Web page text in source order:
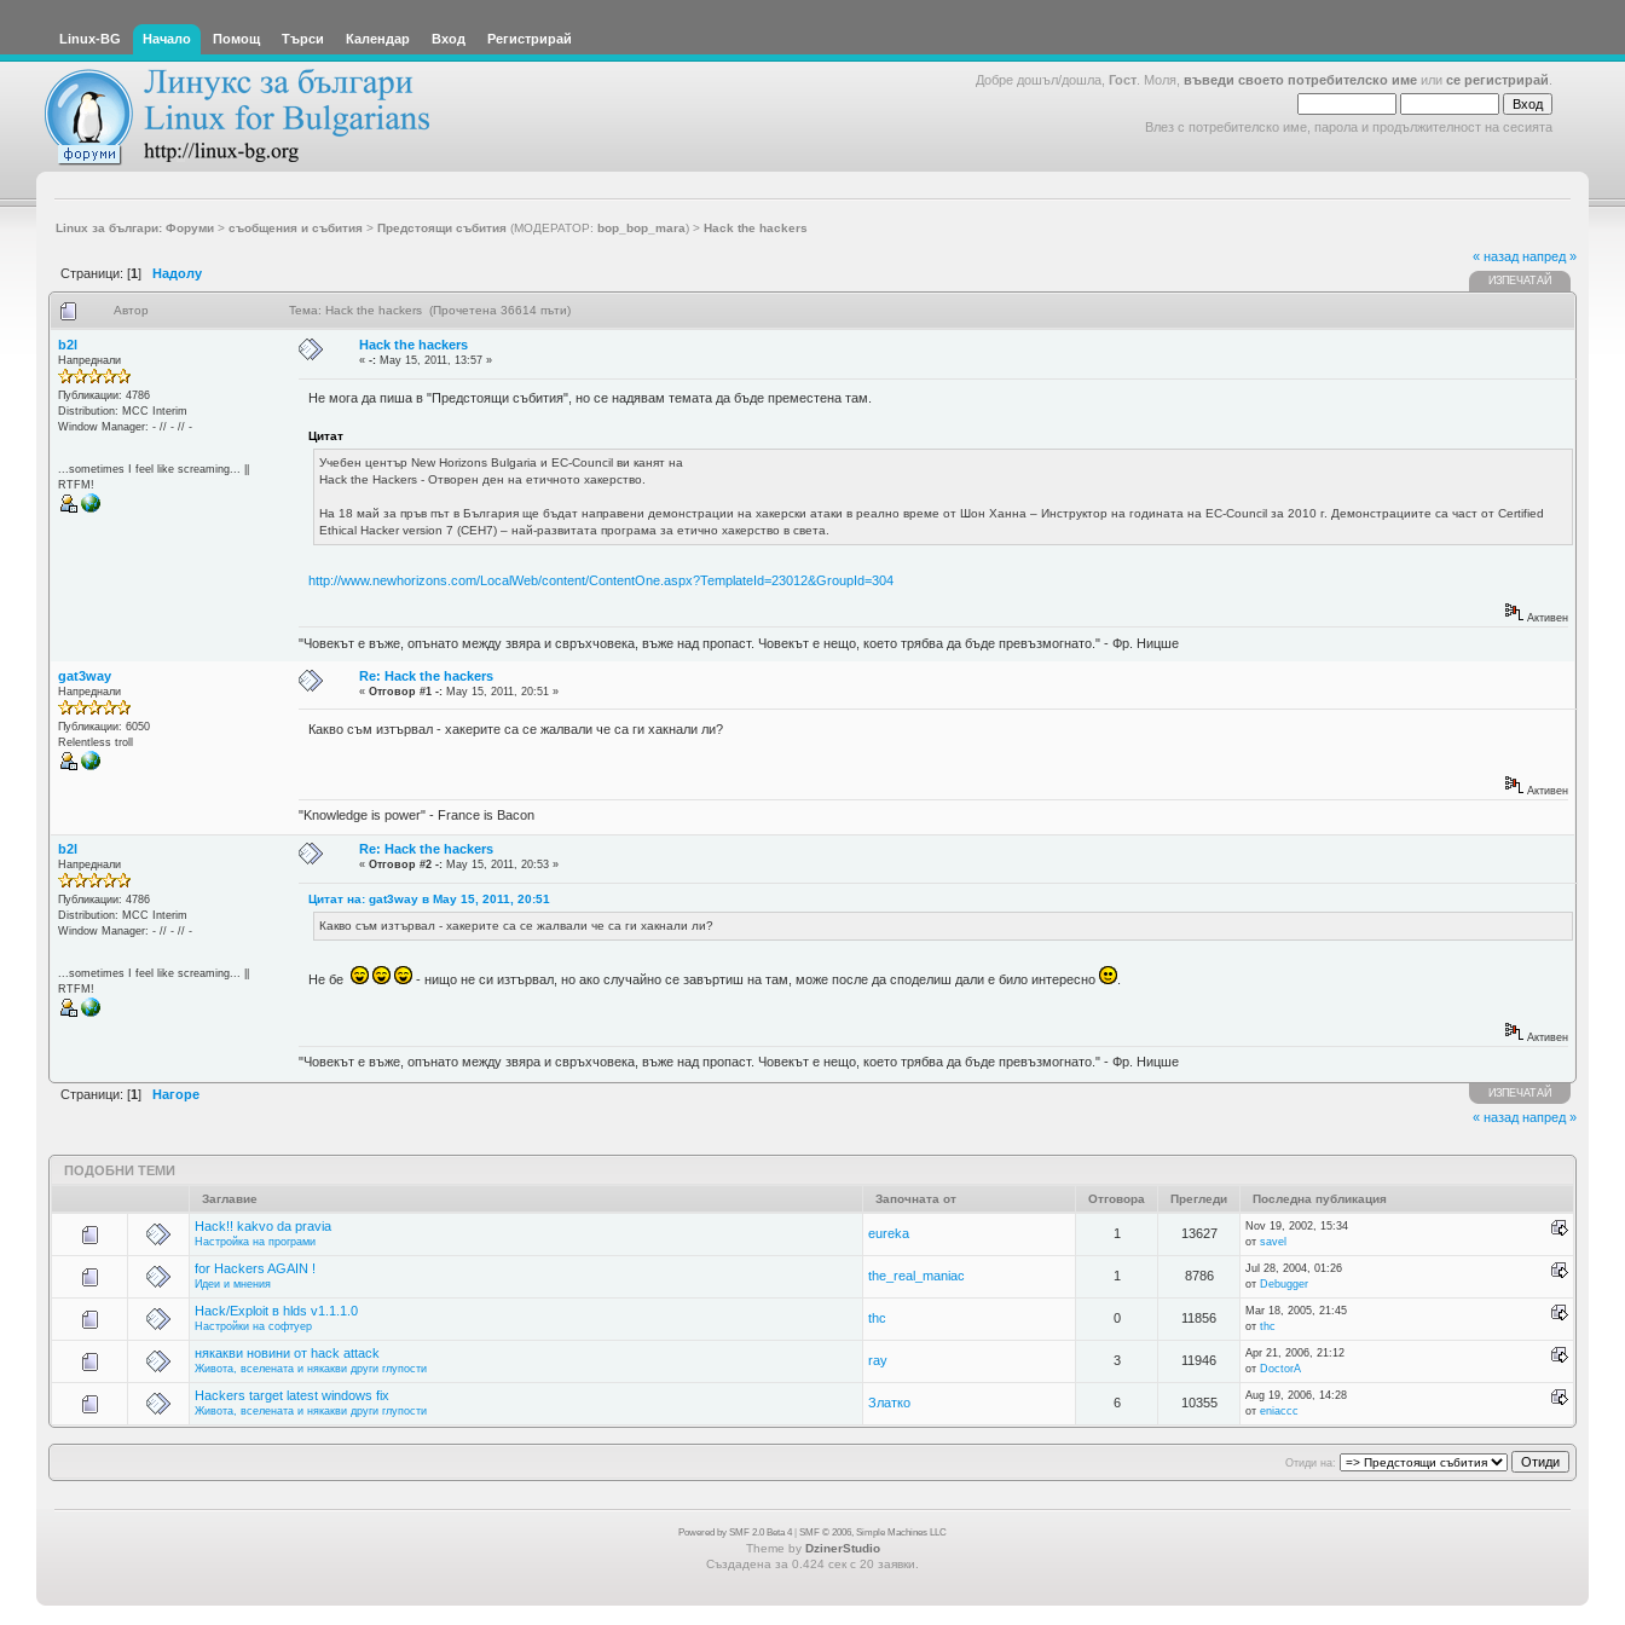
Linux-BG Начало Помощ Търси Календар Вход Регистрирай
Добре дошъл/дошла, Гост . Моля, въведи своето потребителско име или се регистрирай
Влез с потребителско име, парола и продължителност на сесията
Linux за българи: Форуми> съобщения и събития > Предстоящи събития (МОДЕРАТОР: bop_bop_mara) > Hack the hackers
Страници: [1] Надолу
« назад напред »
ИЗПЕЧАТАЙ
Автор Тема: Hack the hackers (Прочетена 36614 пъти)
b2l
Напреднали
Публикации: 4786
Distribution: MCC Interim
Window Manager: - // - // -
...sometimes I feel like screaming... ||
RTFM!
Hack the hackers
«-: May 15, 2011, 13:57 »
Не мога да пиша в "Предстоящи събития", но се надявам темата да бъде преместена там.
Цитат
Учебен център New Horizons Bulgaria и EC-Council ви канят на
Hack the Hackers - Отворен ден на етичното хакерство.
На 18 май за пръв път в България ще бъдат направени демонстрации на хакерски атаки в реално време от Шон Ханна – Инструктор на годината на EC-Council за 2010 г. Демонстрациите са част от Certified
Ethical Hacker version 7 (CEH7) – най-развитата програма за етично хакерство в света.
http://www.newhorizons.com/LocalWeb/content/ContentOne.aspx?TemplateId=23012&GroupId=304
Активен
"Човекът е въже, опънато между звяра и свръхчовека, въже над пропаст. Човекът е нещо, което трябва да бъде превъзмогнато." - Фр. Ницше
gat3way
Напреднали
Публикации: 6050
Relentless troll
Re: Hack the hackers
«Отговор #1 -: May 15, 2011, 20:51 »
Какво съм изтървал - хакерите са се жалвали че са ги хакнали ли?
Активен
"Knowledge is power" - France is Bacon
b2l
Напреднали
Публикации: 4786
Distribution: MCC Interim
Window Manager: - // - // -
...sometimes I feel like screaming... ||
RTFM!
Re: Hack the hackers
«Отговор #2 -: May 15, 2011, 20:53 »
Цитат на: gat3way в May 15, 2011, 20:51
Какво съм изтървал - хакерите са се жалвали че са ги хакнали ли?
Не бе - нищо не си изтървал, но ако случайно се завъртиш на там, може после да споделиш дали е било интересно
Активен
"Човекът е въже, опънато между звяра и свръхчовека, въже над пропаст. Човекът е нещо, което трябва да бъде превъзмогнато." - Фр. Ницше
Страници: [1] Нагоре ИЗПЕЧАТАЙ
« назад напред »
ПОДОБНИ ТЕМИ
Заглавие Започната от Отговора Прегледи Последна публикация
Hack!! kakvo da pravia
Настройка на програми
eureka 1 13627
Nov 19, 2002, 15:34
от savel
for Hackers AGAIN !
Идеи и мнения
the_real_maniac 1 8786
Jul 28, 2004, 01:26
от Debugger
Hack/Exploit в hlds v1.1.1.0
Настройки на софтуер
thc 0 11856
Mar 18, 2005, 21:45
от thc
някакви новини от hack attack
Живота, вселената и някакви други глупости
ray 3 11946
Apr 21, 2006, 21:12
от DoctorA
Hackers target latest windows fix
Живота, вселената и някакви други глупости
Златко 6 10355
Aug 19, 2006, 14:28
от eniaccc
Отиди на:
Powered by SMF 2.0 Beta 4 SMF © 2006, Simple Machines LLC
Theme by DzinerStudio
Създадена за 0.424 сек с 20 заявки.